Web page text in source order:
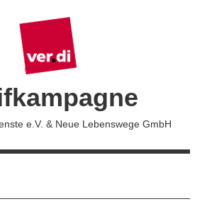
e.V. & Neue Lebenswege GmbH